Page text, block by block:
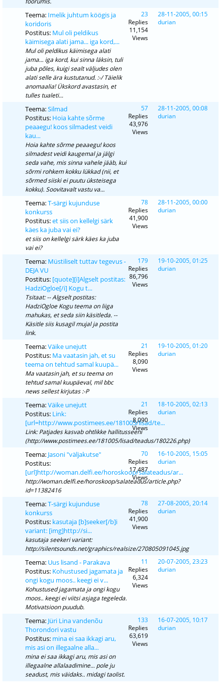
Teema: Imelik juhtum köögis ja
koridoris
Postitus: Mul oli peldikus
käimisega alati jama... iga kord,...
Mul oli peldikus käimisega alati
jama... iga kord, kui sinna läksin, tuli
juba põles, kuigi sealt väljudes olen
alati selle ära kustutanud. :-/ Täielik
anomaalia! Ükskord avastasin, et
tulles tualeti...
23
Replies
11,154
Views
28-11-2005, 00:15
durian
Teema:Silmad
Postitus: Hoia kahte sõrme
peaaegu! koos silmadest veidi
kau...
Hoia kahte sõrme peaaegu! koos
silmadest veidi kaugemal ja jälgi
seda vahe, mis sinna vahele jääb, kui
sõrmi rohkem kokku lükkad (nii, et
sõrmed siiski ei puutu üksteisega
kokku). Soovitavalt vastu va...
57
Replies
43,976
Views
28-11-2005, 00:08
durian
Teema:T-särgi kujunduse
konkurss
Postitus:et siis on kellelgi särk
käes ka juba vai ei?
et siis on kellelgi särk käes ka juba
vai ei?
78
Replies
41,900
Views
28-11-2005, 00:00
durian
Teema: Müstiliselt tuttav tegevus -
DEJA VU
Postitus: [quote][i]Algselt postitas:
HadziOgloe[/i] Kogu t...
Tsitaat: -- Algselt postitas:
HadziOgloe Kogu teema on liiga
mahukas, et seda siin käsitleda. --
Käsitle siis kusagil mujal ja postita
link.
179
Replies
86,796
Views
19-10-2005, 01:25
durian
Teema:Väike unejutt
Postitus: Ma vaatasin jah, et su
teema on tehtud samal kuupä...
Ma vaatasin jah, et su teema on
tehtud samal kuupäeval, mil bbc
news sellest kirjutas :-P
21
Replies
8,090
Views
19-10-2005, 01:20
durian
Teema:Väike unejutt
Postitus: Link:
[url=http://www.postimees.ee/181005/lisad/te...
Link: Patjades kasvab ohtlikke hallitusseeni
(http://www.postimees.ee/181005/lisad/teadus/180226.php)
21
Replies
8,090
Views
18-10-2005, 02:13
durian
Teema: Jasoni "väljakutse"
Postitus:
[url]http://woman.delfi.ee/horoskoop/salateadus/ar...
http://woman.delfi.ee/horoskoop/salateadus/article.php?
id=11382416
70
Replies
17,487
Views
16-10-2005, 15:05
durian
Teema:T-särgi kujunduse
konkurss
Postitus: kasutaja [b]seeker[/b]i
variant: [img]http://si...
kasutaja seekeri variant:
http://silentsounds.net/graphics/realsize/270805091045.jpg
78
Replies
41,900
Views
27-08-2005, 20:14
durian
Teema: Uus lisand - Parakava
Postitus: Kohustused jagamata ja
ongi kogu moos.. keegi ei v...
Kohustused jagamata ja ongi kogu
moos.. keegi ei viitsi asjaga tegeleda.
Motivatsioon puudub.
11
Replies
6,324
Views
20-07-2005, 23:23
durian
Teema: Jüri Lina vandenõu
Thorondori vastu
Postitus: mina ei saa ikkagi aru,
mis asi on illegaalne alla...
mina ei saa ikkagi aru, mis asi on
illegaalne allalaadimine... pole ju
seadust, mis väidaks.. midagi taolist.
133
Replies
63,619
Views
16-07-2005, 10:17
durian